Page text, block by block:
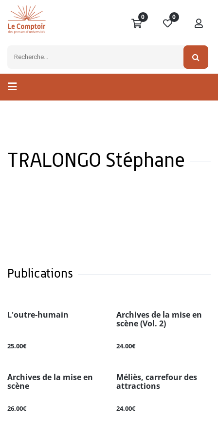
0 0
TRALONGO Stéphane
Publications
L'outre-humain
25.00€
Archives de la mise en
scène (Vol. 2)
24.00€
Archives de la mise en
scène
26.00€
Méliès, carrefour des
attractions
24.00€